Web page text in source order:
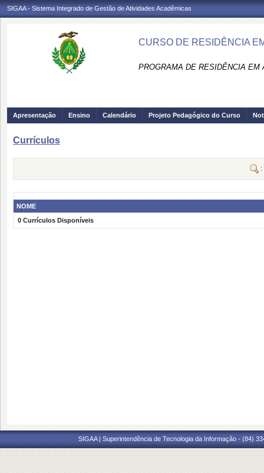
SIGAA - Sistema Integrado de Gestão de Atividades Acadêmicas
CURSO DE RESIDÊNCIA
PROGRAMA DE RESIDÊNCIA
Apresentação Ensino Calendário Projeto Pedagógico do Curso
Currículos
:
NOME
0 Currículos Disponíveis
SIGAA | Superintendência de Tecnologia da Informação - (84)